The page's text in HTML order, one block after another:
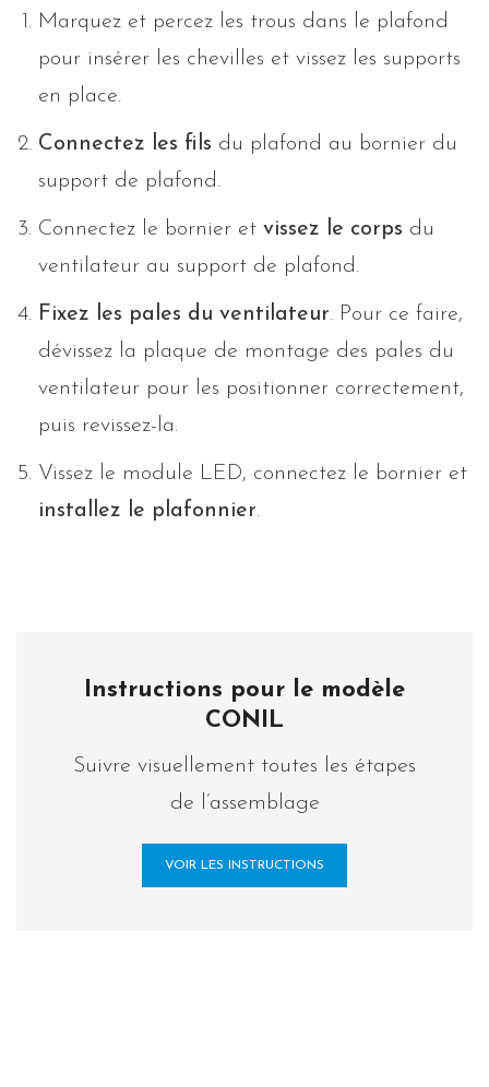
Marquez et percez les trous dans le plafond
pour insérer les chevilles et vissez les supports
en place.
Connectez les fils du plafond au bornier du
support de plafond.
Connectez le bornier et vissez le corps du
ventilateur au support de plafond.
Fixez les pales du ventilateur. Pour ce faire,
dévissez la plaque de montage des pales du
ventilateur pour les positionner correctement,
puis revissez-la.
Vissez le module LED, connectez le bornier et
installez le plafonnier.
Instructions pour le modèle
CONIL
Suivre visuellement toutes les étapes
de l’assemblage
VOIR LES INSTRUCTIONS